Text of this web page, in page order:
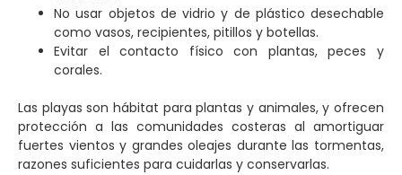
No usar objetos de vidrio y de plástico desechable
como vasos, recipientes, pitillos y botellas.
Evitar el contacto físico con plantas, peces y
corales.
Las playas son hábitat para plantas y animales, y ofrecen
protección a las comunidades costeras al amortiguar
fuertes vientos y grandes oleajes durante las tormentas,
razones suficientes para cuidarlas y conservarlas.